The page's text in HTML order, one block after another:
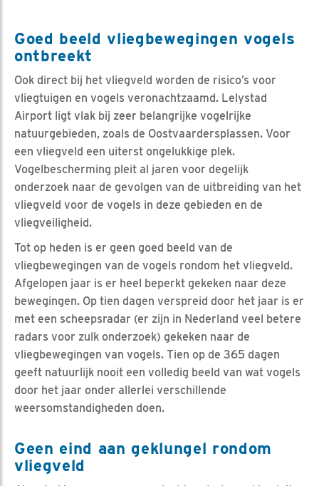
Goed beeld vliegbewegingen vogels
ontbreekt
Ook direct bij het vliegveld worden de risico’s voor
vliegtuigen en vogels veronachtzaamd. Lelystad
Airport ligt vlak bij zeer belangrijke vogelrijke
natuurgebieden, zoals de Oostvaardersplassen. Voor
een vliegveld een uiterst ongelukkige plek.
Vogelbescherming pleit al jaren voor degelijk
onderzoek naar de gevolgen van de uitbreiding van het
vliegveld voor de vogels in deze gebieden en de
vliegveiligheid.
Tot op heden is er geen goed beeld van de
vliegbewegingen van de vogels rondom het vliegveld.
Afgelopen jaar is er heel beperkt gekeken naar deze
bewegingen. Op tien dagen verspreid door het jaar is er
met een scheepsradar (er zijn in Nederland veel betere
radars voor zulk onderzoek) gekeken naar de
vliegbewegingen van vogels. Tien op de 365 dagen
geeft natuurlijk nooit een volledig beeld van wat vogels
door het jaar onder allerlei verschillende
weersomstandigheden doen.
Geen eind aan geklungel rondom
vliegveld